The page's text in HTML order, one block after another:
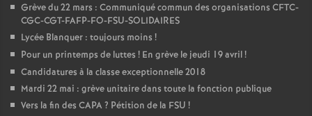
Grève du 22 mars : Communiqué commun des organisations CFTC-
CGC-CGT-FAFP-FO-FSU-SOLIDAIRES
Lycée Blanquer : toujours moins !
Pour un printemps de luttes ! En grève le jeudi 19 avril!
Candidatures à la classe exceptionnelle 2018
Mardi 22 mai : grève unitaire dans toute la fonction publique
Vers la fin des CAPA? Pétition de la FSU !